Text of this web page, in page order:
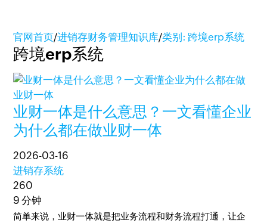
官网首页/进销存财务管理知识库/类别: 跨境erp系统
跨境erp系统
业财一体是什么意思？一文看懂企业
为什么都在做业财一体
2026-03-16
进销存系统
260
9 分钟
简单来说，业财一体就是把业务流程和财务流程打通，让企